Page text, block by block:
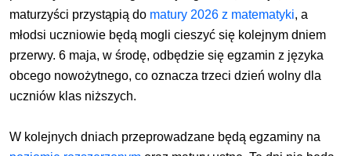
maturzyści przystąpią do matury 2026 z matematyki, a
młodsi uczniowie będą mogli cieszyć się kolejnym dniem
przerwy. 6 maja, w środę, odbędzie się egzamin z języka
obcego nowożytnego, co oznacza trzeci dzień wolny dla
uczniów klas niższych.
W kolejnych dniach przeprowadzane będą egzaminy na